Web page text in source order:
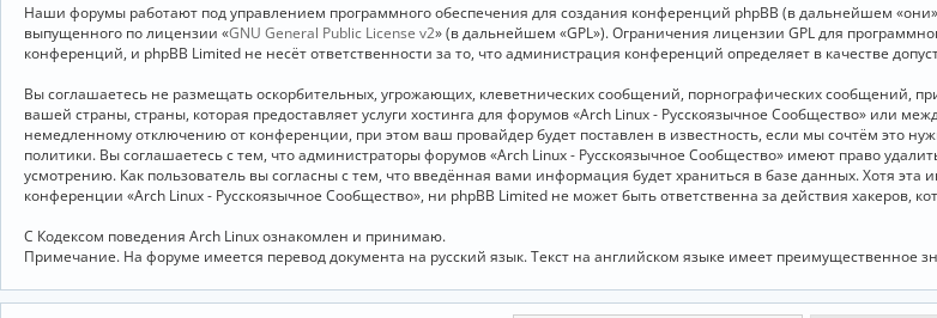
Наши форумы работают под управлением программного обеспечения для создания конференций phpBB (в дальнейшем
выпущенного по лицензии «GNU General Public License v2» (в дальнейшем «GPL»). Ограничения лицензии GPL для
конференций, и phpBB Limited не несёт ответственности за то, что администрация конференций определяет в качестве
Вы соглашаетесь не размещать оскорбительных, угрожающих, клеветнических сообщений, порнографических сообщений,
вашей страны, страны, которая предоставляет услуги хостинга для форумов «Arch Linux - Русскоязычное Сообщество» или
немедленному отключению от конференции, при этом ваш провайдер будет поставлен в известность, если мы сочтём это
политики. Вы соглашаетесь с тем, что администраторы форумов «Arch Linux - Русскоязычное Сообщество» имеют право
усмотрению. Как пользователь вы согласны с тем, что введённая вами информация будет храниться в базе данных. Хотя
конференции «Arch Linux - Русскоязычное Сообщество», ни phpBB Limited не может быть ответственна за действия хакеров,
С Кодексом поведения Arch Linux ознакомлен и принимаю.
Примечание. На форуме имеется перевод документа на русский язык. Текст на английском языке имеет преимущественное